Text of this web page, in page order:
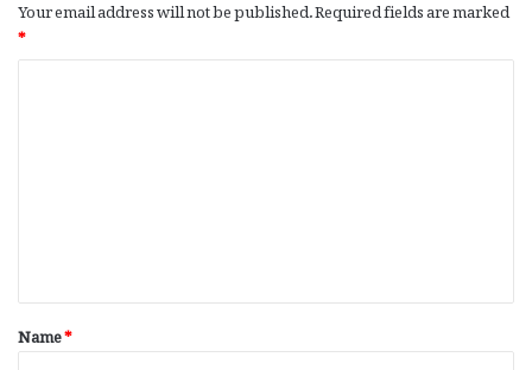
Your email address will not be published.Required fields are marked
*
*
Name*